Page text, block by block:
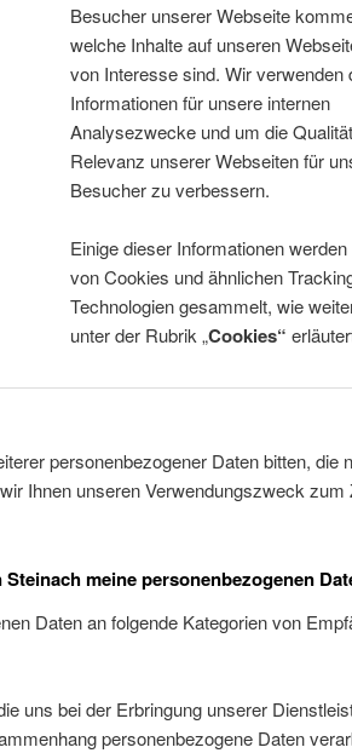
Besucher unserer Webseite
welche Inhalte auf unseren
von Interesse sind. Wir verwenden
Informationen für unsere internen
Analysezwecke und um die
Relevanz unserer Webseiten für
Besucher zu verbessern.
Einige dieser Informationen
von Cookies und ähnlichen
Technologien gesammelt, wie
unter der Rubrik „Cookies“
personenbezogener Daten bitten, die
Ihnen unseren Verwendungszweck zum
meine personenbezogenen
Daten an folgende Kategorien von
uns bei der Erbringung unserer
personenbezogene Daten